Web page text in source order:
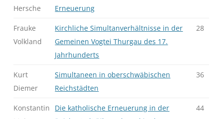
Hersche
Erneuerung
Frauke
Volkland
Kirchliche Simultanverhältnisse in der
Gemeinen Vogtei Thurgau des 17.
Jahrhunderts
28
Kurt
Diemer
Simultaneen in oberschwäbischen
Reichstädten
36
Konstantin
Die katholische Erneuerung in der
44